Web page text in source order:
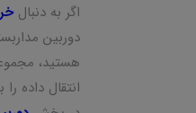
اگر به دنبال
دوربین
هستید،
انتقال داده